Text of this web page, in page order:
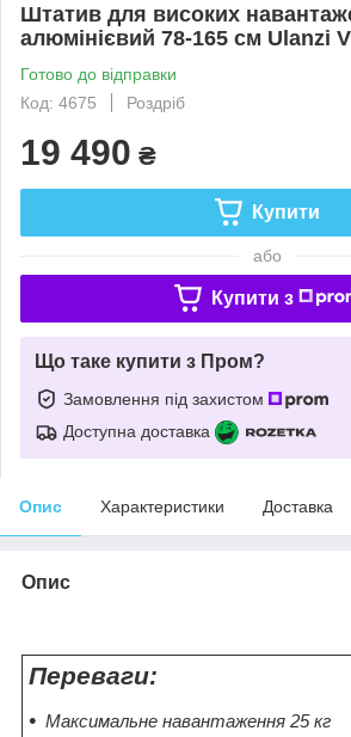
Штатив для високих
алюмінієвий 78-165 см Ulanzi
Готово до відправки
Код: 4675
Роздріб
19 490 ₴
Купити
або
Купити з
Що таке купити з Пром?
Замовлення під захистом
Доступна доставка
Опис Характеристики Доставка
Опис
Переваги:
Максимальне навантаження 25 кг